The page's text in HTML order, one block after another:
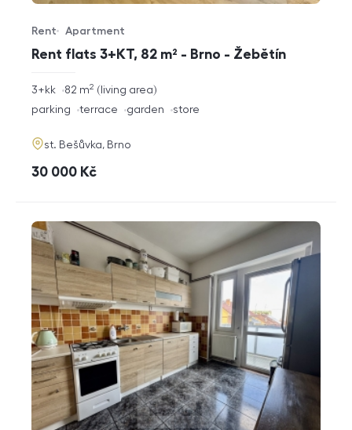
Rent flats 3+KT, 82 m² - Brno - Žebětín
Offer type
Rent
Property type
Apartment
rozměry
disposition
3+kk living area
82 m2
funkce
parking terrace garden store
adresa
st. Bešůvka, Brno
cena
30 000 Kč